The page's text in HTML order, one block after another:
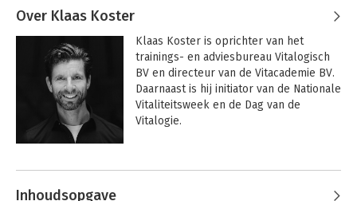
Over Klaas Koster
Klaas Koster is oprichter van het
trainings- en adviesbureau Vitalogisch
BV en directeur van de Vitacademie BV.
Daarnaast is hij initiator van de Nationale
Vitaliteitsweek en de Dag van de
Vitalogie.
Andere boeken door Klaas Koster
Inhoudsopgave